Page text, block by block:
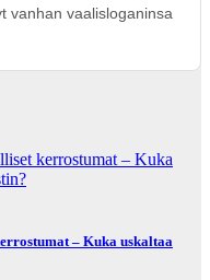
vanhan vaalisloganinsa
– Kuka uskaltaa